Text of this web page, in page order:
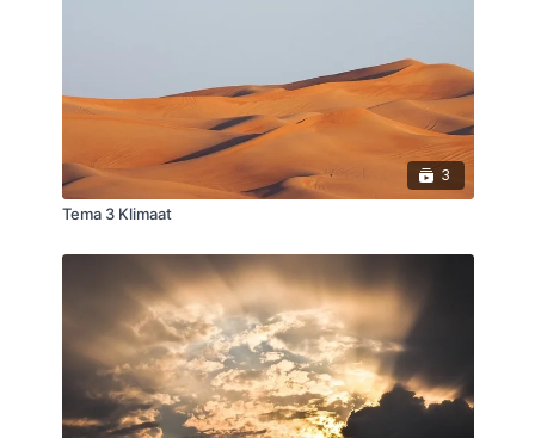
3
Tema 3 Klimaat